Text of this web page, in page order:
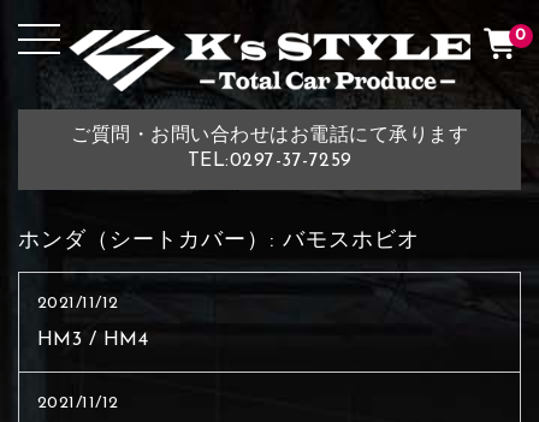
ご質問・お問い合わせはお電話にて承ります
TEL:0297-37-7259
0
ホンダ（シートカバー）: バモスホビオ
2021/11/12
HM3 / HM4
2021/11/12